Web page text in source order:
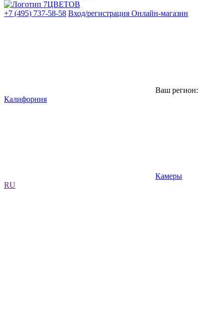
+7 (495) 737-58-58 Вход/регистрация Онлайн-магазин
Ваш регион:
Калифорния
Камеры
RU